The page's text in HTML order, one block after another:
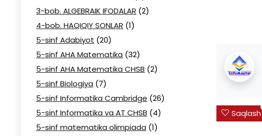
Saqlash
3-bob. ALGEBRAIK IFODALAR (2)
4-bob. HAQIQIY SONLAR (1)
5-sinf Adabiyot (20)
5-sinf AHA Matematika (32)
5-sinf AHA Matematika CHSB (2)
5-sinf Biologiya (7)
5-sinf Informatika Cambridge (26)
5-sinf Informatika va AT CHSB (4)
5-sinf matematika olimpiada (1)